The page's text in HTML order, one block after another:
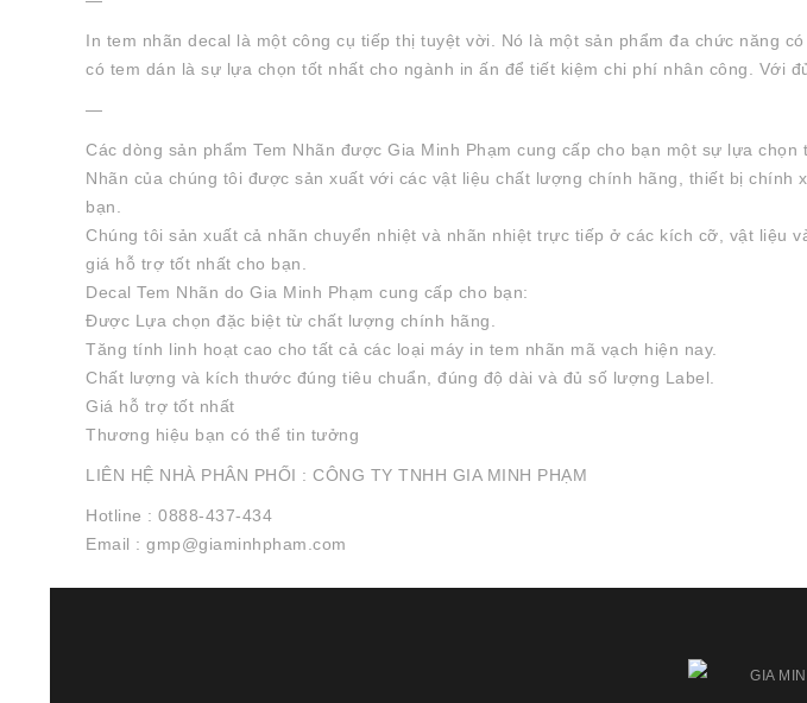
In tem nhãn decal là một công cụ tiếp thị tuyệt vời. Nó là một sản phẩm đa chức năng
có tem dán là sự lựa chọn tốt nhất cho ngành in ấn để tiết kiệm chi phí nhân công. Với
—
Các dòng sản phẩm Tem Nhãn được Gia Minh Phạm cung cấp cho bạn một sự lựa
Nhãn của chúng tôi được sản xuất với các vật liệu chất lượng chính hãng, thiết bị
bạn.
Chúng tôi sản xuất cả nhãn chuyển nhiệt và nhãn nhiệt trực tiếp ở các kích cỡ, vật liệu
giá hỗ trợ tốt nhất cho bạn.
Decal Tem Nhãn do Gia Minh Phạm cung cấp cho bạn:
Được Lựa chọn đặc biệt từ chất lượng chính hãng.
Tăng tính linh hoạt cao cho tất cả các loại máy in tem nhãn mã vạch hiện nay.
Chất lượng và kích thước đúng tiêu chuẩn, đúng độ dài và đủ số lượng Label.
Giá hỗ trợ tốt nhất
Thương hiệu bạn có thể tin tưởng
LIÊN HỆ NHÀ PHÂN PHỐI : CÔNG TY TNHH GIA MINH PHẠM
Hotline : 0888-437-434
Email : gmp@giaminhpham.com